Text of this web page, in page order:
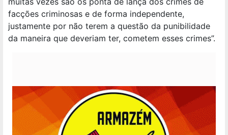
facções criminosas e de forma independente,
justamente por não terem a questão da punibilidade
da maneira que deveriam ter, cometem esses crimes”.